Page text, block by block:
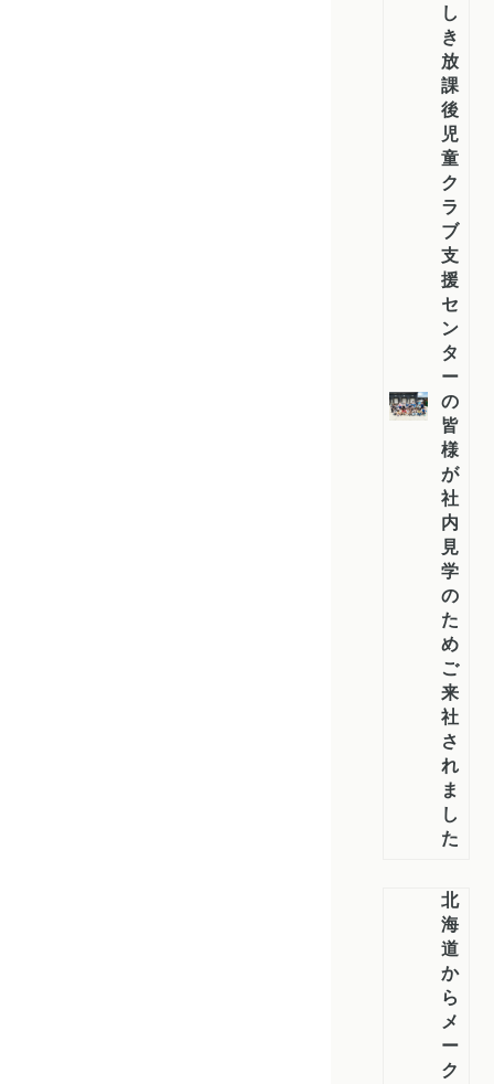
し
き
放
課
後
児
童
ク
ラ
ブ
支
援
セ
ン
タ
ー
の
皆
様
が
社
内
見
学
の
た
め
ご
来
社
さ
れ
ま
し
た
北
海
道
か
ら
メ
ー
ク